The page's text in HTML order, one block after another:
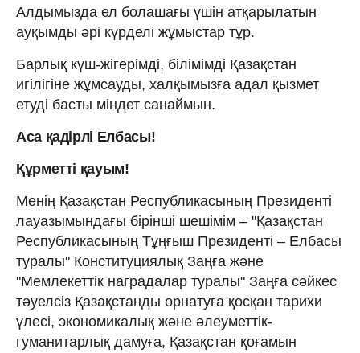
Алдымызда ел болашағы үшін атқарылатын
ауқымды әрі күрделі жұмыстар тұр.
Барлық күш-жігерімді, білімімді Қазақстан
игілігіне жұмсауды, халқымызға адал қызмет
етуді басты міндет санаймын.
Аса қадірлі Елбасы!
Құрметті қауым!
Менің Қазақстан Республикасының Президенті
лауазымындағы бірінші шешімім – "Қазақстан
Республикасының Тұңғыш Президенті – Елбасы
туралы" Конституциялық Заңға және
"Мемлекеттік наградалар туралы" Заңға сәйкес
тәуелсіз Қазақстанды орнатуға қосқан тарихи
үлесі, экономикалық және әлеуметтік-
гуманитарлық дамуға, Қазақстан қоғамын